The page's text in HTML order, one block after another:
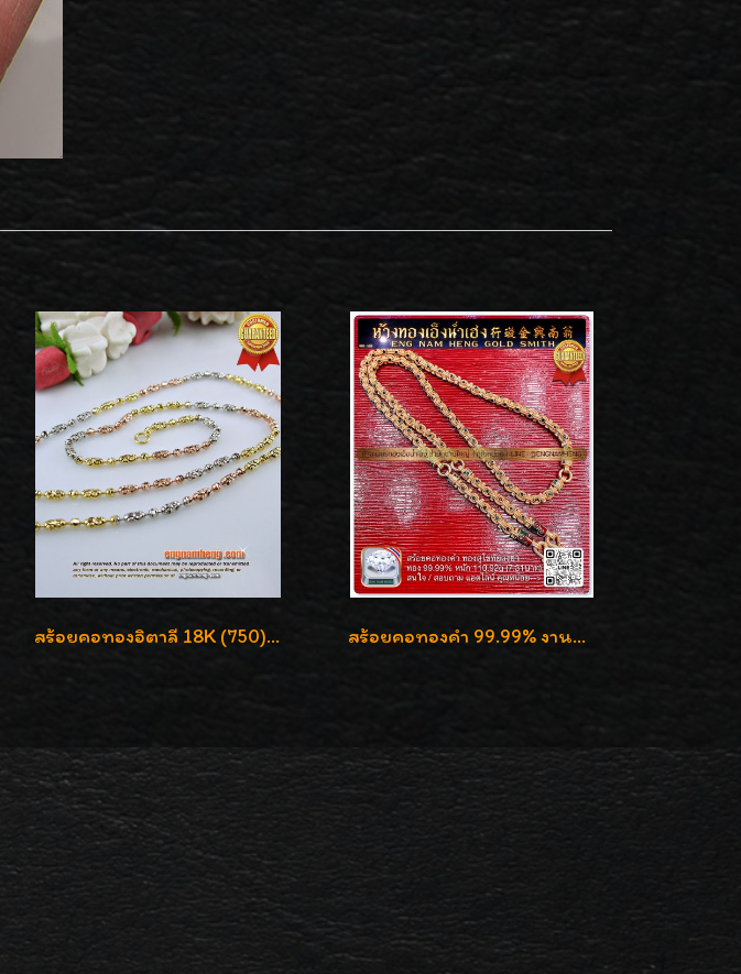
สร้อยคอทองอิตาลี 18K (750) ชุบ 3 สี แกะลายสวยรุ่นใหม่ ลายละเอียดเงาวิบวับค่ะ สร้อยคอทองคำ 99.99% งานลงยาสุโขทัยแท้ งานช่างทองโบราณ หรูหรา น่าสะสมค่ะ